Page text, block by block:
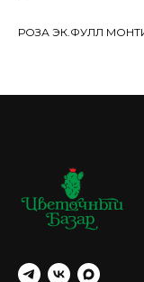
РОЗА ЭК.ФУЛЛ МОНТИ